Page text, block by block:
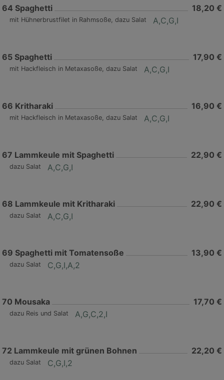
64 Spaghetti 18,20 €
mit Hühnerbrustfilet in Rahmsoße, dazu Salat A,C,G,I
65 Spaghetti 17,90 €
mit Hackfleisch in Metaxasoße, dazu Salat A,C,G,I
66 Kritharaki 16,90 €
mit Hackfleisch in Metaxasoße, dazu Salat A,C,G,I
67 Lammkeule mit Spaghetti 22,90 €
dazu Salat A,C,G,I
68 Lammkeule mit Kritharaki 22,90 €
dazu Salat A,C,G,I
69 Spaghetti mit Tomatensoße 13,90 €
dazu Salat C,G,I,A,2
70 Mousaka 17,70 €
dazu Reis und Salat A,G,C,2,I
72 Lammkeule mit grünen Bohnen 22,20 €
dazu Salat C,G,I,2